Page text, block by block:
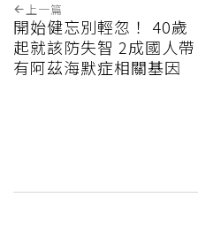
上一篇
開始健忘別輕忽！ 40歲
起就該防失智 2成國人帶
有阿茲海默症相關基因